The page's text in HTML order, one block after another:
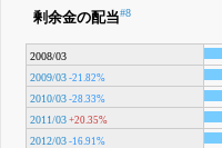
剰余金の配当#8
2008/03
2009/03 -21.82%
2010/03 -28.33%
2011/03 +20.35%
2012/03 -16.91%